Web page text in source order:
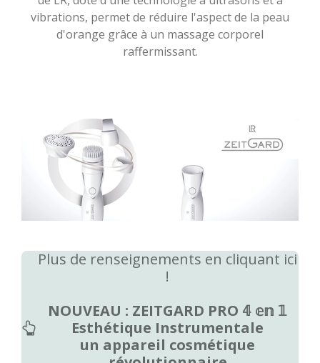
vibrations, permet de réduire l'aspect de la peau
d'orange grâce à un massage corporel
raffermissant.
Plus de renseignements en cliquant ici
!
NOUVEAU : ZEITGARD PRO 𝟜 𝕖𝕟 𝟙
Esthétique Instrumentale
un appareil cosmétique